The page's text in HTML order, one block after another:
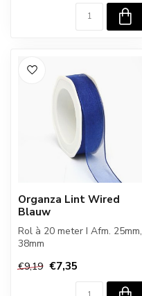
Organza Lint Wired
Blauw
Rol à 20 meter I Afm. 25mm,
38mm
€9,19 €7,35